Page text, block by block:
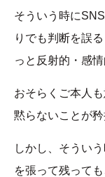
そういう時に
りでも判断を誤
っと反射的・感
おそらくご本人
黙らないことが矜
しかし、そうい
を張って残って